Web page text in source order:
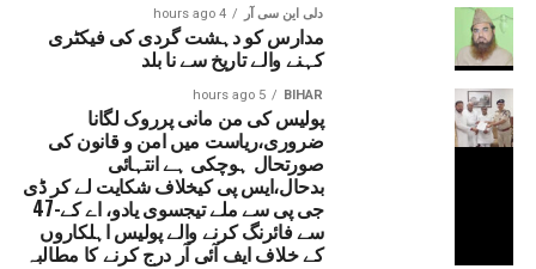
دلی این سی آر 4 hours ago
مدارس کو دہشت گردی کی فیکٹری
کہنے والے تاریخ سے نا بلد
BIHAR
5 hours ago
پولیس کی من مانی پرروک لگانا
ضروری،ریاست میں امن و قانون کی
صورتحال ہوچکی ہے انتہائی
بدحال،ایس پی کیخلاف شکایت لے کر ڈی
جی پی سے ملے تیجسوی یادو، اے کے-47
سے فائرنگ کرنے والے پولیس اہلکاروں
کے خلاف ایف آئی آر درج کرنے کا مطالبہ